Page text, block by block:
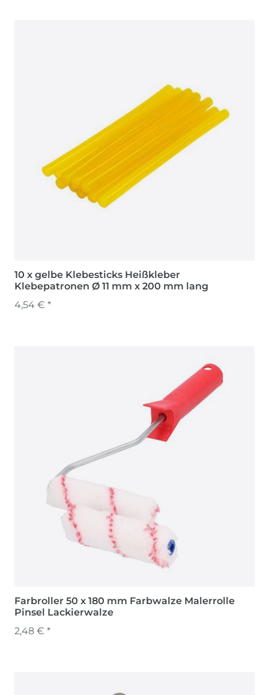
10 x gelbe Klebesticks Heißkleber
Klebepatronen Ø 11 mm x 200 mm lang
4,54 € *
Farbroller 50 x 180 mm Farbwalze Malerrolle
Pinsel Lackierwalze
2,48 € *